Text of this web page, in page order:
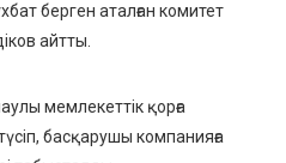
берген аталған комитет
айтты.
мемлекеттік қорға
басқарушы компанияға